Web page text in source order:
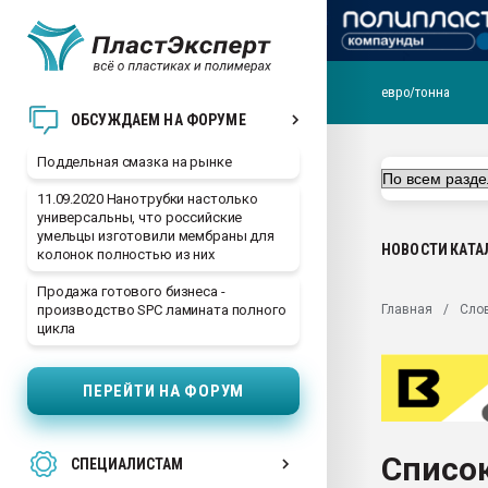
ОБСУЖДАЕМ НА ФОРУМЕ
Поддельная смазка на рынке
11.09.2020 Нанотрубки настолько
универсальны, что российские
умельцы изготовили мембраны для
колонок полностью из них
Продажа готового бизнеса -
производство SPC ламината полного
цикла
ПЕРЕЙТИ НА ФОРУМ
СПЕЦИАЛИСТАМ
ближайшее
Подмосковье, Москва
первый план в
28.07.2026
ситуацией на
Всё, что касается
Материал поверхности
Продам отходы
евро/тонна
НОВОСТИ
Главная